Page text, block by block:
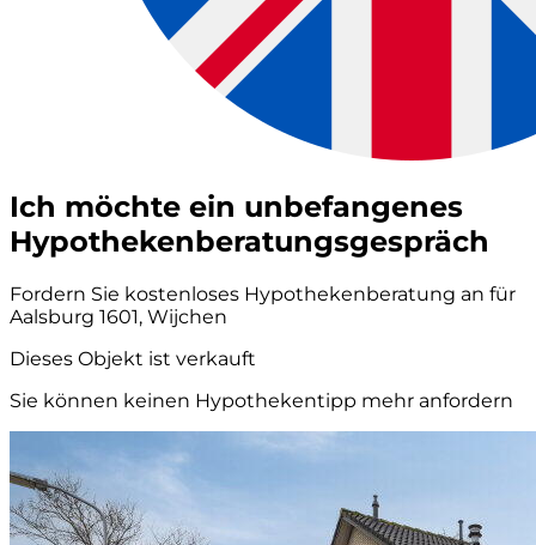
Ich möchte ein unbefangenes
Hypothekenberatungsgespräch
Fordern Sie kostenloses Hypothekenberatung an für
Aalsburg 1601, Wijchen
Dieses Objekt ist verkauft
Sie können keinen Hypothekentipp mehr anfordern